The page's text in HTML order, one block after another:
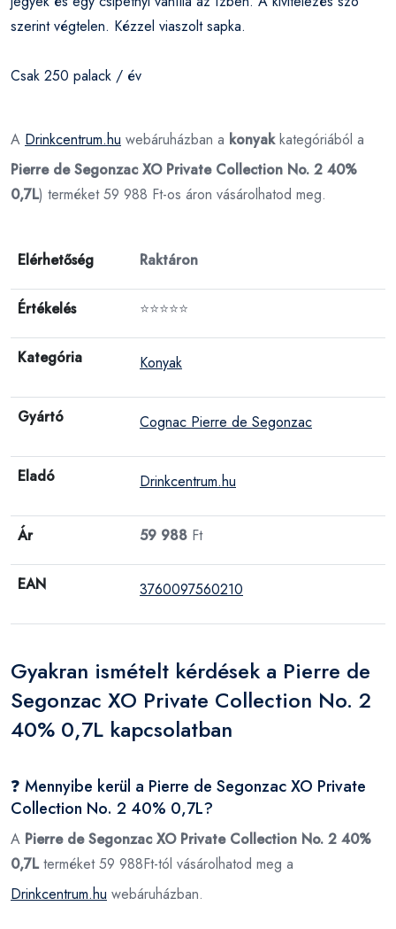
szerint végtelen. Kézzel viaszolt sapka.
Csak 250 palack / év
A Drinkcentrum.hu webáruházban a konyakkategóriából a
Pierre de Segonzac XO Private Collection No. 2 40%
0,7L) terméket 59 988 Ft-os áron vásárolhatod meg.
Elérhetőség Raktáron
Értékelés ⭐⭐⭐⭐⭐
Kategória Konyak
Gyártó Cognac Pierre de Segonzac
Eladó Drinkcentrum.hu
Ár 59 988 Ft
EAN 3760097560210
Gyakran ismételt kérdések a Pierre de
Segonzac XO Private Collection No. 2
40% 0,7L kapcsolatban
❓ Mennyibe kerül a Pierre de Segonzac XO Private
Collection No. 2 40% 0,7L?
A Pierre de Segonzac XO Private Collection No. 2 40%
0,7Lterméket 59 988Ft-tól vásárolhatod meg a
Drinkcentrum.hu webáruházban.